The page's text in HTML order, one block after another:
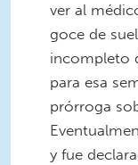
ver al
goce de
incompleto
para esa
prórroga
y fue